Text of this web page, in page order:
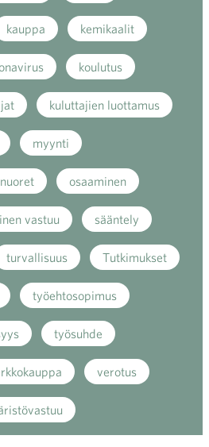
kauppa kemikaalit
koulutus
kuluttajien luottamus
myynti
nuoret osaaminen
vastuu sääntely
turvallisuus Tutkimukset
työehtosopimus
työsuhde
verotus